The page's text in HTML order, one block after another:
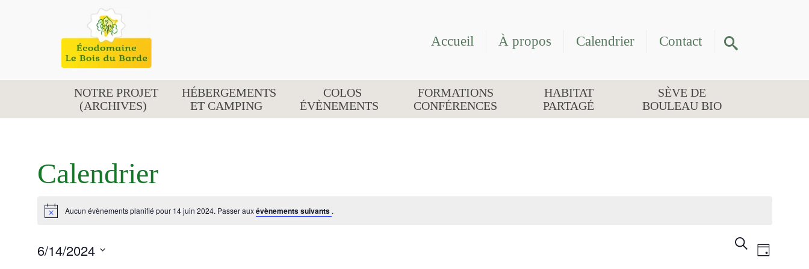
Accueil À propos Calendrier Contact
NOTRE PROJET
(ARCHIVES)
HÉBERGEMENTS
ET CAMPING
COLOS
ÉVÈNEMENTS
FORMATIONS
CONFÉRENCES
HABITAT
PARTAGÉ
SÈVE DE
BOULEAU BIO
Calendrier
Notice Aucun évènements planifié pour 14 juin 2024. Passer auxévènements suivants .
Recherche
DE
Jour
6/14/2024